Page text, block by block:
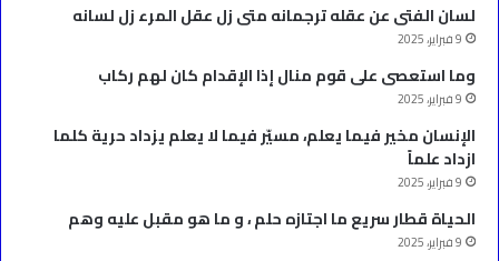
لسان الفتى عن عقله ترجمانه متى زل عقل المرء زل لسانه
9 فبراير، 2025
وما استعصى على قوم منال إذا الإقدام كان لهم ركاب
9 فبراير، 2025
الإنسان مخير فيما يعلم، مسيّر فيما لا يعلم يزداد حرية كلما
ازداد علماً
9 فبراير، 2025
الحياة قطار سريع ما اجتازه حلم ، و ما هو مقبل عليه وهم
9 فبراير، 2025